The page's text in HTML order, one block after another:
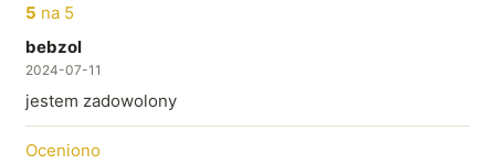
5 na 5
bebzol
2024-07-11
jestem zadowolony
Oceniono